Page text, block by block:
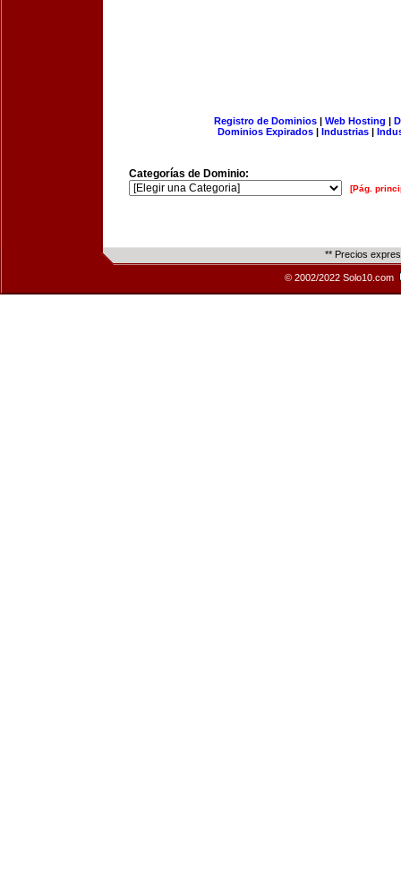
Registro de Dominios| Web Hosting |
Dominios Expirados | Industrias |
Categorías de Dominio:
[Pág.
** Precios
© 2002/2022 Solo10.com